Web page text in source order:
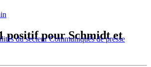
du secteurCommuniqués de presse
positif pour Schmidt et